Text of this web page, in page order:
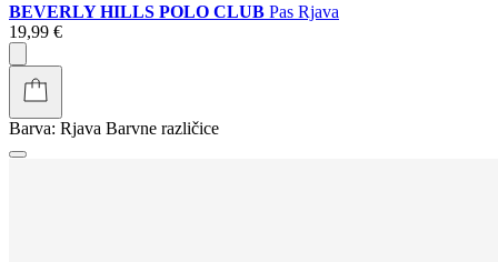
BEVERLY HILLS POLO CLUB Pas Rjava
19,99 €
Barva: Rjava Barvne različice